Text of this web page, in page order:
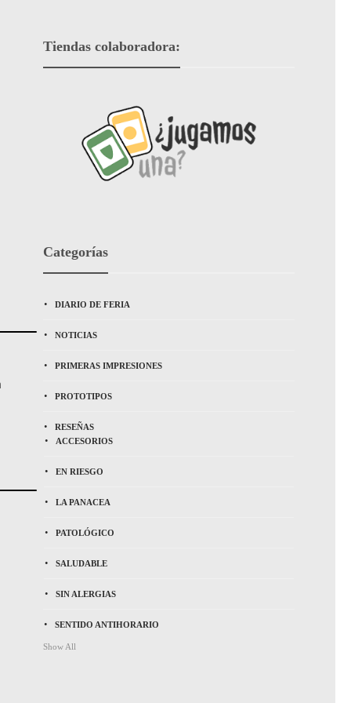
Tiendas colaboradora:
Categorías
DIARIO DE FERIA
NOTICIAS
PRIMERAS IMPRESIONES
PROTOTIPOS
RESEÑAS
ACCESORIOS
EN RIESGO
LA PANACEA
PATOLÓGICO
SALUDABLE
SIN ALERGIAS
SENTIDO ANTIHORARIO
Show All